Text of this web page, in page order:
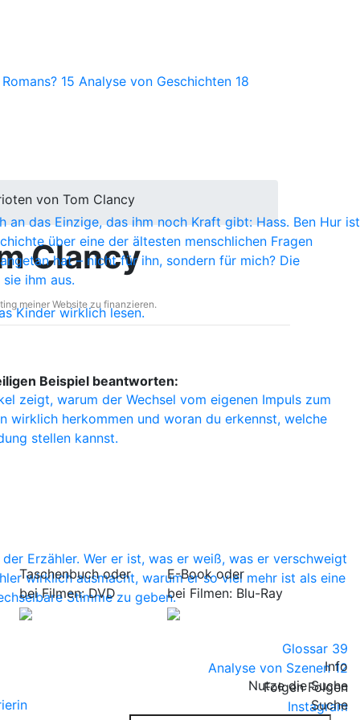
Glossar 39
Analyse von Szenen 12
FolgenFolgen
Instagram
Info
Nutze die Suche
Suche
15 Analyse von Geschichten 18
das Einzige, das ihm noch Kraft gibt: Hass. Ben Hur ist
über eine der ältesten menschlichen Fragen
hat – nicht für ihn, sondern für mich? Die
ihm aus.
zeigt, warum der Wechsel vom eigenen Impuls zum
wirklich herkommen und woran du erkennst, welche
stellen kannst.
Erzähler. Wer er ist, was er weiß, was er verschweigt
wirklich ausmacht, warum er so viel mehr ist als eine
Stimme zu geben.
von Tom Clancy
Clancy
meiner Website zu finanzieren.
Beispiel beantworten:
Taschenbuch oder
bei Filmen: DVD
E-Book oder
bei Filmen: Blu-Ray